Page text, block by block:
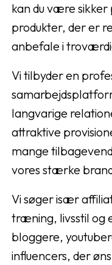
kan du være
produkter, der er
anbefale i
Vi tilbyder en
langvarige
attraktive
mange
vores stærke
Vi søger især
træning, livsstil og
bloggere,
influencers, der